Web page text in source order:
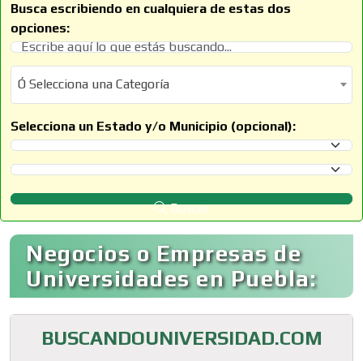
Busca escribiendo en cualquiera de estas dos
opciones:
Ó Selecciona una Categoría
Ó Selecciona una Categoría
Selecciona un Estado y/o Municipio (opcional):
Selecciona un Estado
Selecciona un Municipio
Buscar
Negocios o Empresas de
Universidades en Puebla:
BUSCANDOUNIVERSIDAD.COM